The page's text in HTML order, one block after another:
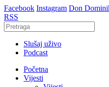
Facebook Instagram Don
RSS
Slušaj uživo
Podcast
Početna
Vijesti